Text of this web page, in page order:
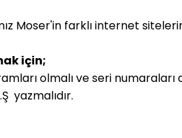
Moser'in farklı internet
için;
olmalı ve seri numaraları
yazmalıdır.